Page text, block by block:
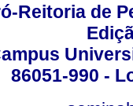
Reitoria de
86051-990 -